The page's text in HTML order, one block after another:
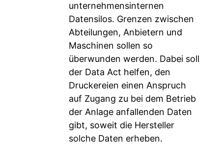
unternehmensinternen
Datensilos. Grenzen zwischen
Abteilungen, Anbietern und
Maschinen sollen so
überwunden werden. Dabei soll
der Data Act helfen, den
Druckereien einen Anspruch
auf Zugang zu bei dem Betrieb
der Anlage anfallenden Daten
gibt, soweit die Hersteller
solche Daten erheben.